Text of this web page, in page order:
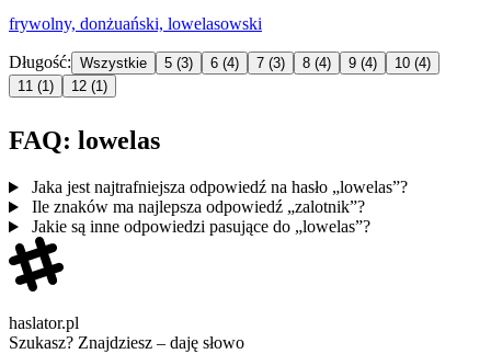
frywolny, donżuański, lowelasowski
Długość: Wszystkie 5 (3) 6 (4) 7 (3) 8 (4) 9 (4) 10 (4)
11 (1) 12 (1)
FAQ: lowelas
Jaka jest najtrafniejsza odpowiedź na hasło „lowelas”?
Ile znaków ma najlepsza odpowiedź „zalotnik”?
Jakie są inne odpowiedzi pasujące do „lowelas”?
haslator.pl
Szukasz? Znajdziesz – daję słowo